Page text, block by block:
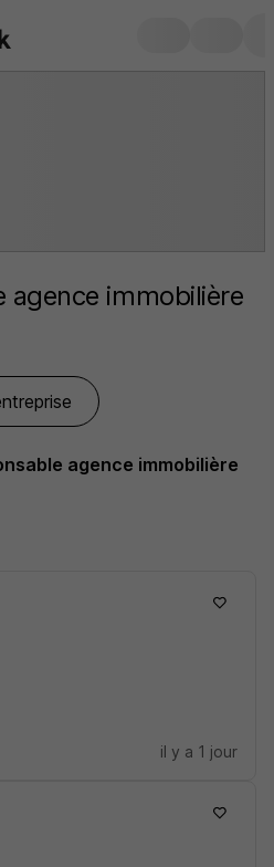
agence immobilière
agence immobilière
il y a 1 jour